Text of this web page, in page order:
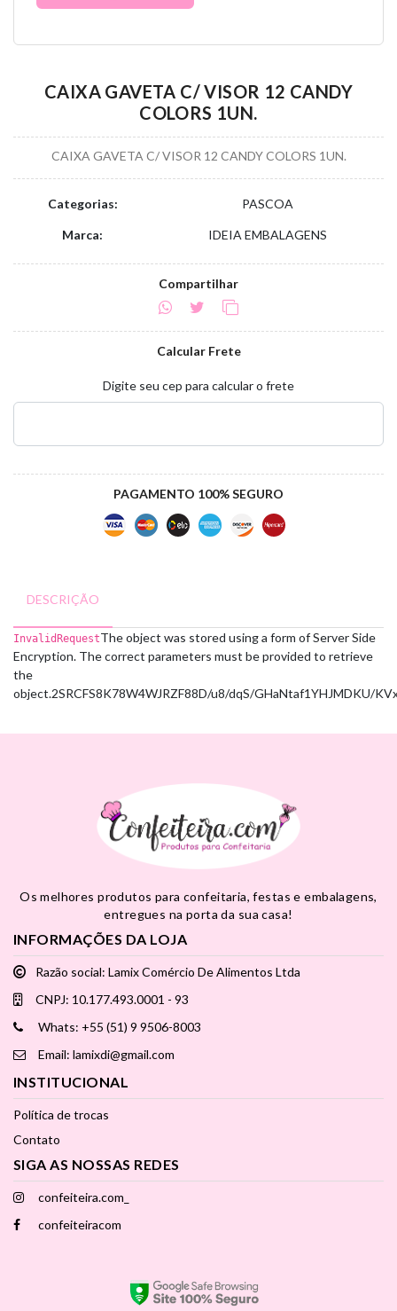
CAIXA GAVETA C/ VISOR 12 CANDY
COLORS 1UN.
CAIXA GAVETA C/ VISOR 12 CANDY COLORS 1UN.
Categorias: PASCOA
Marca: IDEIA EMBALAGENS
Compartilhar
Calcular Frete
Digite seu cep para calcular o frete
PAGAMENTO 100% SEGURO
DESCRIÇÃO
InvalidRequestThe object was stored using a form of Server Side
Encryption. The correct parameters must be provided to retrieve
the
object.2SRCFS8K78W4WJRZF88D/u8/dqS/GHaNtaf1YHJMDKU/
Os melhores produtos para confeitaria, festas e embalagens,
entregues na porta da sua casa!
INFORMAÇÕES DA LOJA
Razão social: Lamix Comércio De Alimentos Ltda
CNPJ: 10.177.493.0001 - 93
Whats: +55 (51) 9 9506-8003
Email: lamixdi@gmail.com
INSTITUCIONAL
Política de trocas
Contato
SIGA AS NOSSAS REDES
confeiteira.com_
confeiteiracom